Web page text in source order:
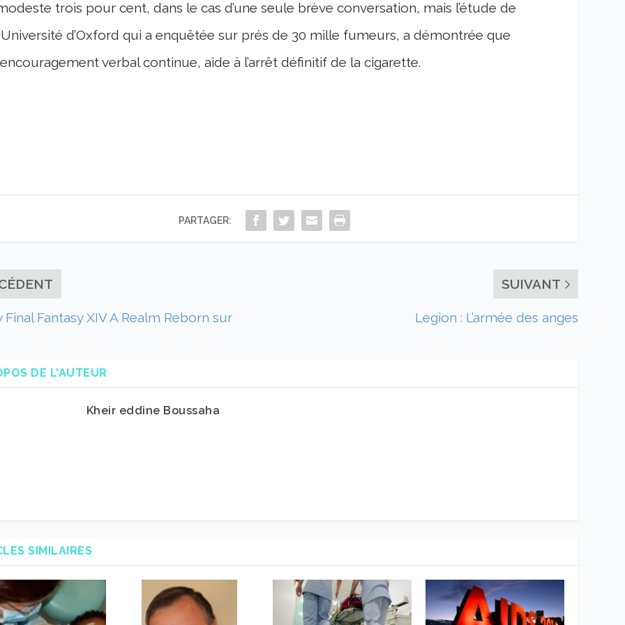
trois pour cent, dans le cas d’une seule brève conversation, mais l’étude de
d’Oxford qui a enquêtée sur prés de 30 mille fumeurs, a démontrée que
verbal continue, aide à l’arrêt définitif de la cigarette.
PARTAGER:
Final Fantasy XIV A Realm Reborn sur
SUIVANT
Legion : L’armée des anges
DE L'AUTEUR
Kheir eddine Boussaha
SIMILAIRES